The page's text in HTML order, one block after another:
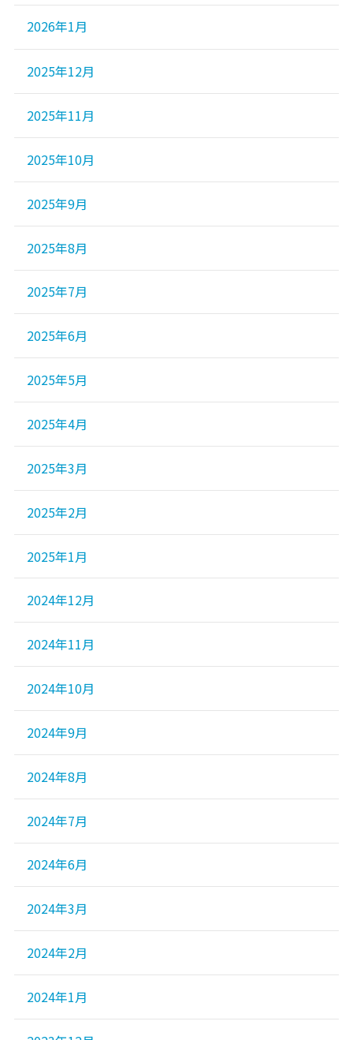
2026年1月
2025年12月
2025年11月
2025年10月
2025年9月
2025年8月
2025年7月
2025年6月
2025年5月
2025年4月
2025年3月
2025年2月
2025年1月
2024年12月
2024年11月
2024年10月
2024年9月
2024年8月
2024年7月
2024年6月
2024年3月
2024年2月
2024年1月